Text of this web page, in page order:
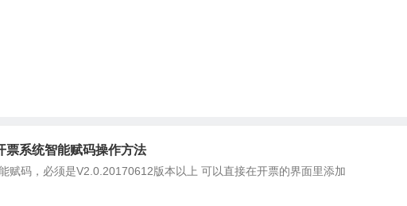
票系统智能赋码操作方法
赋码，必须是V2.0.20170612版本以上 可以直接在开票的界面里添加